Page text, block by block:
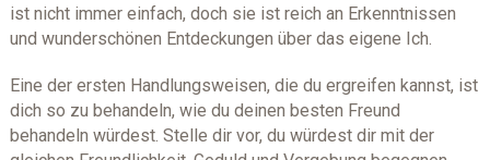
ist nicht immer einfach, doch sie ist reich an Erkenntnissen
und wunderschönen Entdeckungen über das eigene Ich.
Eine der ersten Handlungsweisen, die du ergreifen kannst, ist
dich so zu behandeln, wie du deinen besten Freund
behandeln würdest. Stelle dir vor, du würdest dir mit der